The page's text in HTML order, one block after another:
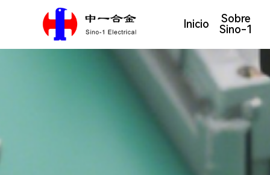
Inicio
Sobre
Sino-1
Base de producción
Material de aleación de plata Materiales
Moldes y piezas de estampado de